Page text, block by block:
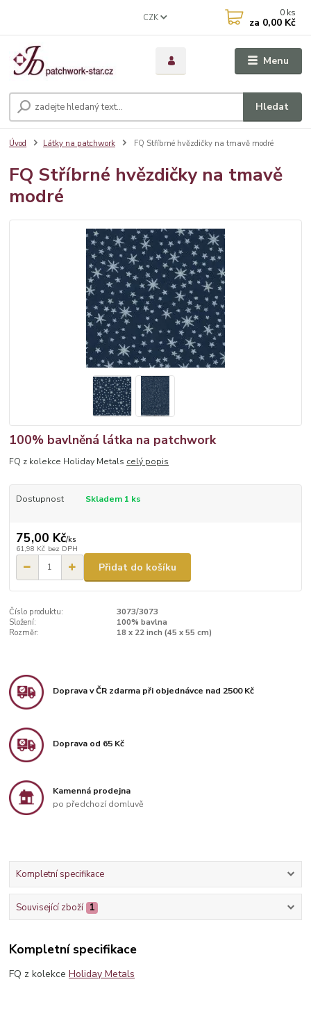
Menu
CZK
Hledat
0 ks
za 0,00 Kč
Úvod Látky na patchwork FQ Stříbrné hvězdičky na tmavě modré
FQ Stříbrné hvězdičky na tmavě
modré
100% bavlněná látka na patchwork
FQ z kolekce Holiday Metals celý popis
Dostupnost Skladem 1 ks
75,00 Kč/ks
61,98 Kč bez DPH
Přidat do košíku
Číslo produktu:
3073/3073
Složení:
100% bavlna
Rozměr:
18 x 22 inch (45 x 55 cm)
Doprava v ČR zdarma při objednávce nad 2500 Kč
Doprava od 65 Kč
Kamenná prodejna
po předchozí domluvě
Kompletní specifikace
Související zboží 1
Kompletní specifikace
FQ z kolekceHoliday Metals